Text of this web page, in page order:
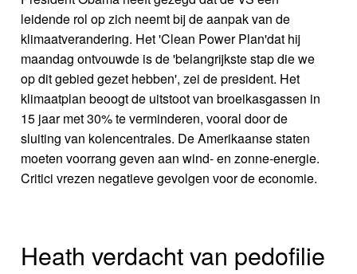
leidende rol op zich neemt bij de aanpak van de
klimaatverandering. Het 'Clean Power Plan'dat hij
maandag ontvouwde is de 'belangrijkste stap die we
op dit gebied gezet hebben', zei de president. Het
klimaatplan beoogt de uitstoot van broeikasgassen in
15 jaar met 30% te verminderen, vooral door de
sluiting van kolencentrales. De Amerikaanse staten
moeten voorrang geven aan wind- en zonne-energie.
Critici vrezen negatieve gevolgen voor de economie.
Heath verdacht van pedofilie